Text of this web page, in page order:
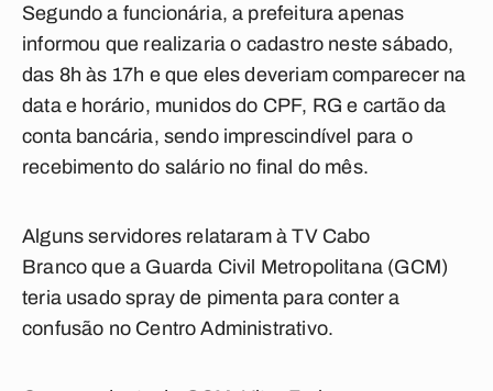
Segundo a funcionária, a prefeitura apenas
informou que realizaria o cadastro neste sábado,
das 8h às 17h e que eles deveriam comparecer na
data e horário, munidos do CPF, RG e cartão da
conta bancária, sendo imprescindível para o
recebimento do salário no final do mês.
Alguns servidores relataram à TV Cabo
Branco que a Guarda Civil Metropolitana (GCM)
teria usado spray de pimenta para conter a
confusão no Centro Administrativo.